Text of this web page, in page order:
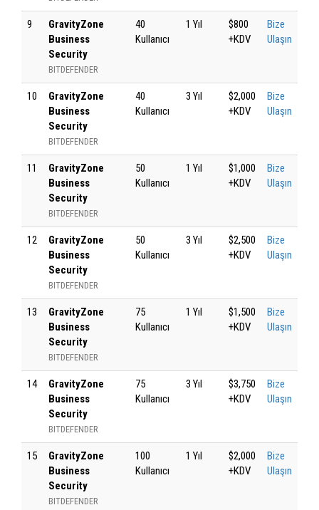
9
GravityZone
Business
Security
BITDEFENDER
40
Kullanıcı
1 Yıl
$800
+KDV
Bize
Ulaşın
10
GravityZone
Business
Security
BITDEFENDER
40
Kullanıcı
3 Yıl
$2,000
+KDV
Bize
Ulaşın
11
GravityZone
Business
Security
BITDEFENDER
50
Kullanıcı
1 Yıl
$1,000
+KDV
Bize
Ulaşın
12
GravityZone
Business
Security
BITDEFENDER
50
Kullanıcı
3 Yıl
$2,500
+KDV
Bize
Ulaşın
13
GravityZone
Business
Security
BITDEFENDER
75
Kullanıcı
1 Yıl
$1,500
+KDV
Bize
Ulaşın
14
GravityZone
Business
Security
BITDEFENDER
75
Kullanıcı
3 Yıl
$3,750
+KDV
Bize
Ulaşın
15
GravityZone
Business
Security
BITDEFENDER
100
Kullanıcı
1 Yıl
$2,000
+KDV
Bize
Ulaşın